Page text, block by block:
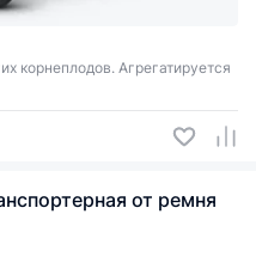
корнеплодов. Агрегатируется
от ремня